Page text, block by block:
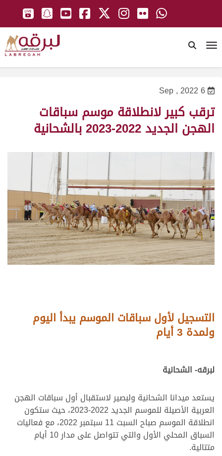
6 Sep , 2022
ترقب كبير لانطلاقة موسم سباقات
الهجن الجديد 2022-2023 بالشحانية
التسجيل لأول سباقات الموسم يبدأ اليوم
ولمدة 3 أيام
لبرقه- الشحانية
يستعد ميدانا الشحانية ولبصير لاستقبال أول سباقات الهجن
العربية الأصيلة للموسم الجديد 2022-2023، حيث ستكون
انطلاقة الموسم صباح السبت 11 سبتمبر 2022، مع فعاليات
السباق المحلي الأول والتي تتواصل على مدار 10 أيام
متتالية.